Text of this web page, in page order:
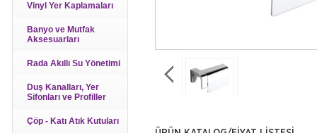
Vinyl Yer Kaplamaları
Banyo ve Mutfak
Aksesuarları
Rada Akıllı Su Yönetimi
Duş Kanalları, Yer
Sifonları ve Profiller
Çöp - Katı Atık Kutuları